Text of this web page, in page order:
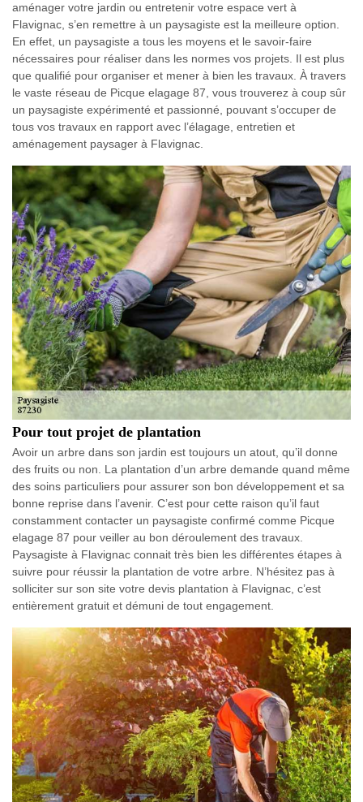
aménager votre jardin ou entretenir votre espace vert à
Flavignac, s’en remettre à un paysagiste est la meilleure option.
En effet, un paysagiste a tous les moyens et le savoir-faire
nécessaires pour réaliser dans les normes vos projets. Il est plus
que qualifié pour organiser et mener à bien les travaux. À travers
le vaste réseau de Picque elagage 87, vous trouverez à coup sûr
un paysagiste expérimenté et passionné, pouvant s’occuper de
tous vos travaux en rapport avec l’élagage, entretien et
aménagement paysager à Flavignac.
Pour tout projet de plantation
Avoir un arbre dans son jardin est toujours un atout, qu’il donne
des fruits ou non. La plantation d’un arbre demande quand même
des soins particuliers pour assurer son bon développement et sa
bonne reprise dans l’avenir. C’est pour cette raison qu’il faut
constamment contacter un paysagiste confirmé comme Picque
elagage 87 pour veiller au bon déroulement des travaux.
Paysagiste à Flavignac connait très bien les différentes étapes à
suivre pour réussir la plantation de votre arbre. N’hésitez pas à
solliciter sur son site votre devis plantation à Flavignac, c’est
entièrement gratuit et démuni de tout engagement.